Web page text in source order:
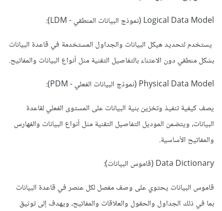
Logical Data Model (نموذج البيانات المنطقي - LDM):
يستخدم لتحديد هيكل البيانات والجداول المستخدمة في قاعدة البيانات
بشكل منطقي دون الاعتناء بالتفاصيل التقنية مثل أنواع البيانات والمفاتيح.
Physical Data Model (نموذج البيانات الفعلي - PDM):
يصف كيفية تنفيذ وتخزين بنية البيانات على المستوى الفعلي لقاعدة
البيانات، ويتضمن الموديل التفاصيل التقنية مثل أنواع البيانات والفهارس
والمفاتيح الأساسية.
Data Dictionary (قاموس البيانات):
قاموس البيانات يحتوي على وصف مفصل لكل عنصر في قاعدة البيانات
بما في ذلك الجداول والحقول والعلاقات والمفاتيح، ويهدف إلى توثيق